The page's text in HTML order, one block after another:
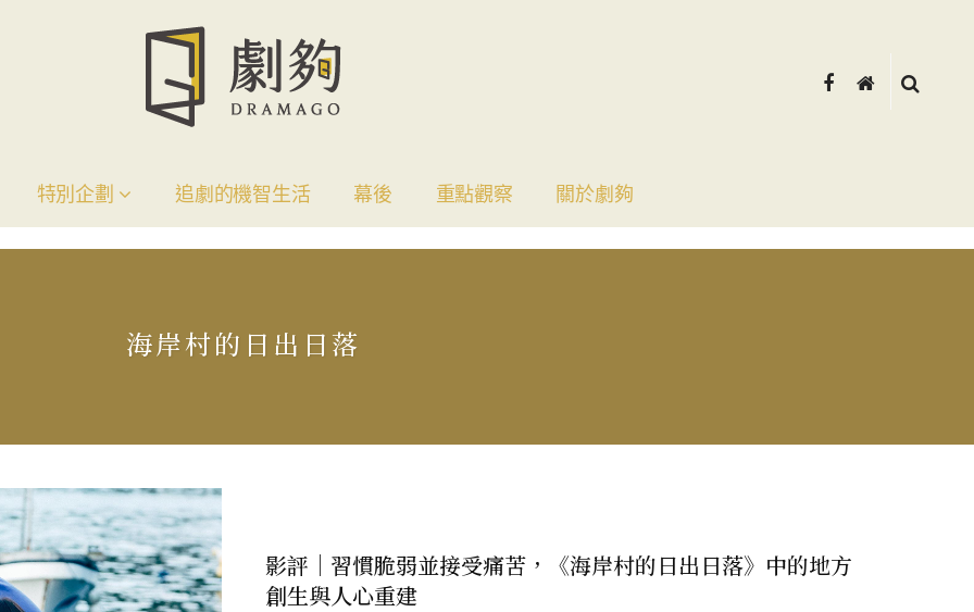
特別企劃 追劇的機智生活 幕後 重點觀察 關於劇夠
海岸村的日出日落
影評｜習慣脆弱並接受痛苦，《海岸村的日出日落》中的地方
創生與人心重建